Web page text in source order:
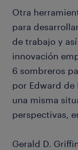
Otra
para
de trabajo y
innovación
6 sombreros
por Edward de
una misma
perspectivas,
Gerald D.